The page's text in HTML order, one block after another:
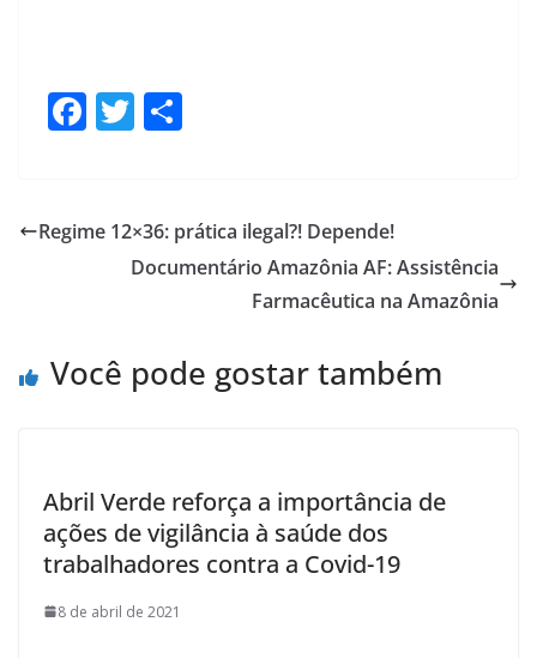
F
b
T
er e
Regime 12×36: prática ilegal?! Depende!
Documentário Amazônia AF: Assistência
Farmacêutica na Amazônia
Você pode gostar também
Abril Verde reforça a importância de
ações de vigilância à saúde dos
trabalhadores contra a Covid-19
8 de abril de 2021